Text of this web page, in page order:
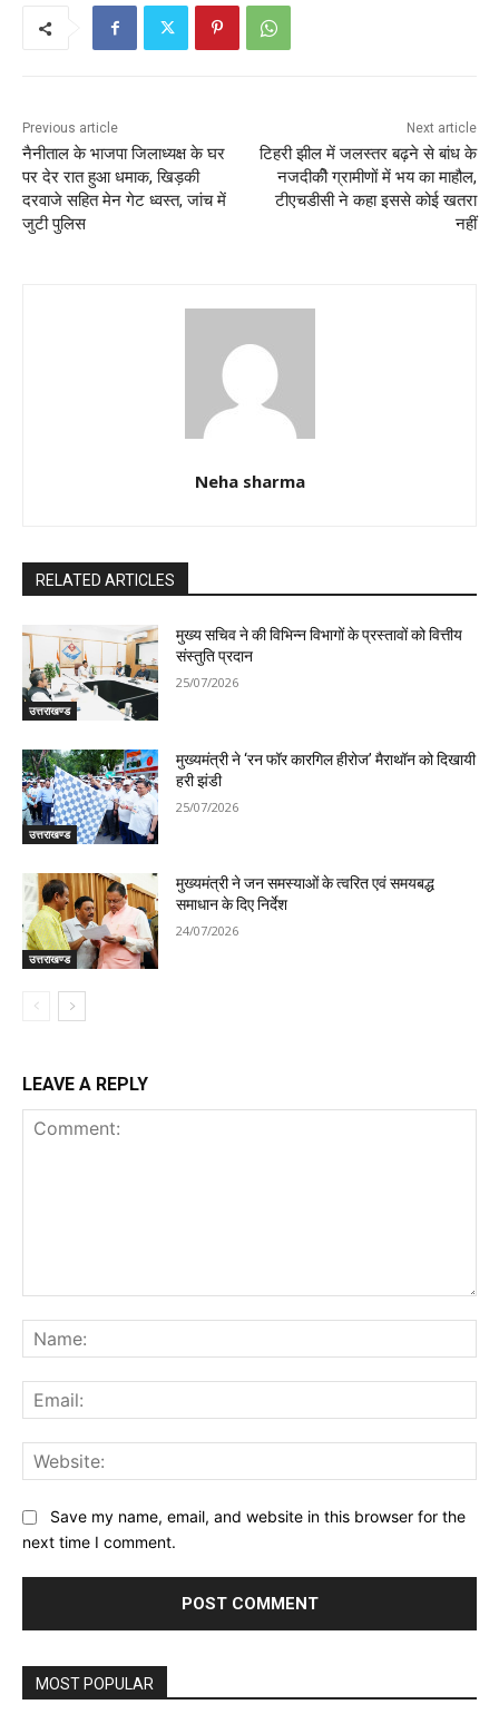
k
A
p
Previous article
नैनीताल के भाजपा जिलाध्यक्ष के घर
पर देर रात हुआ धमाक, खिड़की
दरवाजे सहित मेन गेट ध्वस्त, जांच में
जुटी पुलिस
Next article
टिहरी झील में जलस्तर बढ़ने से बांध के
नजदीकीे ग्रामीणों में भय का माहौल,
टीएचडीसी ने कहा इससे कोई खतरा
नहीं
Neha sharma
RELATED ARTICLES
उत्तराखण्ड
मुख्य सचिव ने की विभिन्न विभागों के प्रस्तावों को वित्तीय
संस्तुति प्रदान
25/07/2026
उत्तराखण्ड
मुख्यमंत्री ने ‘रन फॉर कारगिल हीरोज’ मैराथॉन को दिखायी
हरी झंडी
25/07/2026
उत्तराखण्ड
मुख्यमंत्री ने जन समस्याओं के त्वरित एवं समयबद्ध
समाधान के दिए निर्देश
24/07/2026
LEAVE A REPLY
Save my name, email, and website in this browser for the
next time I comment.
MOST POPULAR